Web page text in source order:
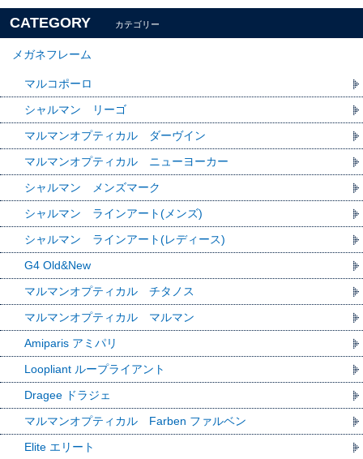
CATEGORY カテゴリー
メガネフレーム
マルコポーロ
シャルマン リーゴ
マルマンオプティカル ダーヴイン
マルマンオプティカル ニューヨーカー
シャルマン メンズマーク
シャルマン ラインアート(メンズ)
シャルマン ラインアート(レディース)
G4 Old&New
マルマンオプティカル チタノス
マルマンオプティカル マルマン
Amiparis アミパリ
Loopliant ループライアント
Dragee ドラジェ
マルマンオプティカル Farben ファルベン
Elite エリート